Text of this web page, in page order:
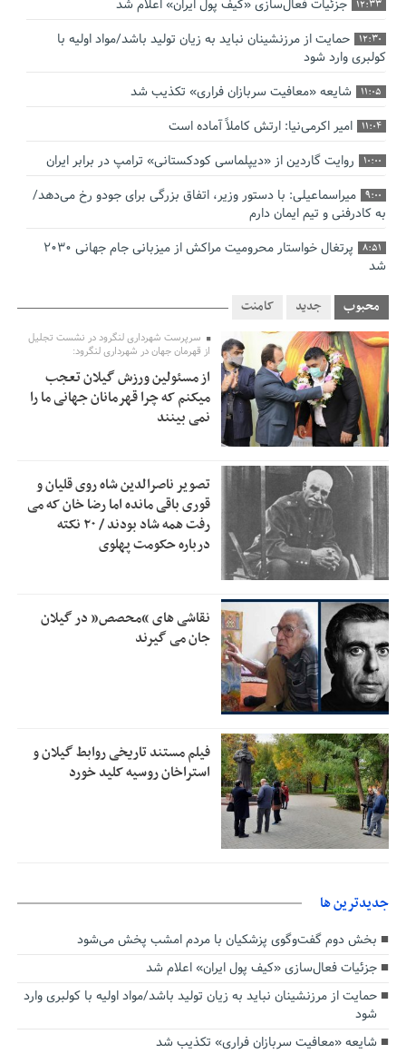
12:33 جزئیات فعال‌سازی «کیف پول ایران» اعلام شد
12:30
حمایت از مرزنشینان نباید به زیان تولید باشد/مواد اولیه با
کولبری وارد شود
11:05 شایعه «معافیت سربازان فراری» تکذیب شد
11:04 امیر اکرمی‌نیا: ارتش کاملاً آماده است
10:00 روایت گاردین از «دیپلماسی کودکستانی» ترامپ در برابر ایران
9:00
میراسماعیلی: با دستور وزیر، اتفاق بزرگی برای جودو رخ می‌دهد/
به کادرفنی و تیم ایمان دارم
8:51
پرتغال خواستار محرومیت مراکش از میزبانی جام جهانی ۲۰۳۰
شد
فریدون جیرانی: اکبر عبدی حیف شد
0:58
تسهیلات اشتغالزایی در اختیار نهادهای حمایتی باید براساس
اولویت‌های گیلان پرداخت شود
2:53
زمان جلسه سرنوشت‌ساز هیات رئیسه فدراسیون فوتبال با حضور
قلعه‌نویی مشخص شد
2:50
دفتر رهبر انقلاب: مطالب خارج از مراجع رسمی فاقد سندیت
2:46
بقائی: فضای مذاکرات فنی و سیاسی ایران و عمان درباره تنگه
هرمز، مثبت است
1:30
رئیس سازمان جهاد کشاورزی استان: کشاورزان گیلان نسبت به
دریافت یارانه کود اقدام کنند
1:00 تمدید مهلت اظهارنامه‌های مالیاتی سال ۱۴۰۴ تا پایان شهریورماه
محبوب جدید کامنت
سرپرست شهرداری لنگرود در نشست تجلیل
از قهرمان جهان در شهرداری لنگرود:
از مسئولین ورزش گیلان تعجب
میکنم که چرا قهرمانان جهانی ما را
نمی بینند
تصویر ناصرالدین شاه روی قلیان و
قوری باقی مانده اما رضا خان که می
رفت همه شاد بودند / ۲۰ نکته
درباره حکومت پهلوی
نقاشی های “محصص” در گیلان
جان می گیرند
فیلم مستند تاریخی روابط گیلان و
استراخان روسیه کلید خورد
جديدترين ها
بخش دوم گفت‌وگوی پزشکیان با مردم امشب پخش می‌شود
جزئیات فعال‌سازی «کیف پول ایران» اعلام شد
حمایت از مرزنشینان نباید به زیان تولید باشد/مواد اولیه با کولبری وارد
شود
شایعه «معافیت سربازان فراری» تکذیب شد